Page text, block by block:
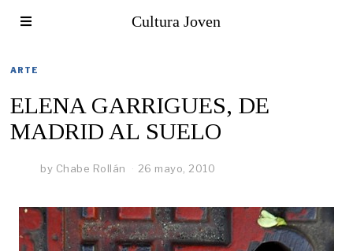
Cultura Joven
ARTE
ELENA GARRIGUES, DE
MADRID AL SUELO
by Chabe Rollán 26 mayo, 2010